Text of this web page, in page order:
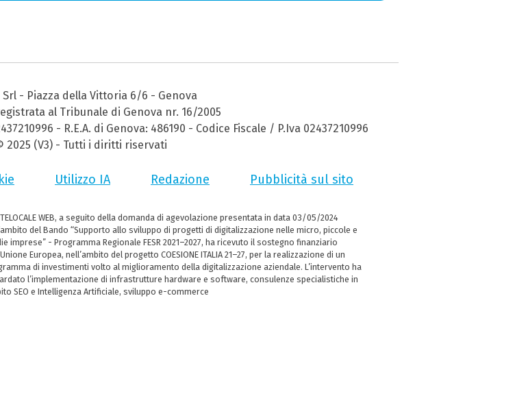
Srl - Piazza della Vittoria 6/6 - Genova
al Tribunale di Genova nr. 16/2005
- R.E.A. di Genova: 486190 - Codice Fiscale / P.Iva 02437210996
2025 (V3) - Tutti i diritti riservati
Utilizzo IA Redazione Pubblicità sul sito
WEB, a seguito della domanda di agevolazione presentata in data 03/05/2024
del Bando “Supporto allo sviluppo di progetti di digitalizzazione nelle micro, piccole e
imprese” - Programma Regionale FESR 2021–2027, ha ricevuto il sostegno finanziario
Europea, nell’ambito del progetto COESIONE ITALIA 21–27, per la realizzazione di un
di investimenti volto al miglioramento della digitalizzazione aziendale. L’intervento ha
l’implementazione di infrastrutture hardware e software, consulenze specialistiche in
SEO e Intelligenza Artificiale, sviluppo e-commerce